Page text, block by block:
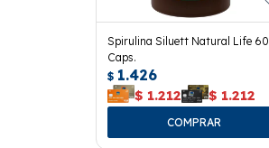
Spirulina Siluett Natural Life 60
Caps.
$ 1.426
$ 1.212 $ 1.212